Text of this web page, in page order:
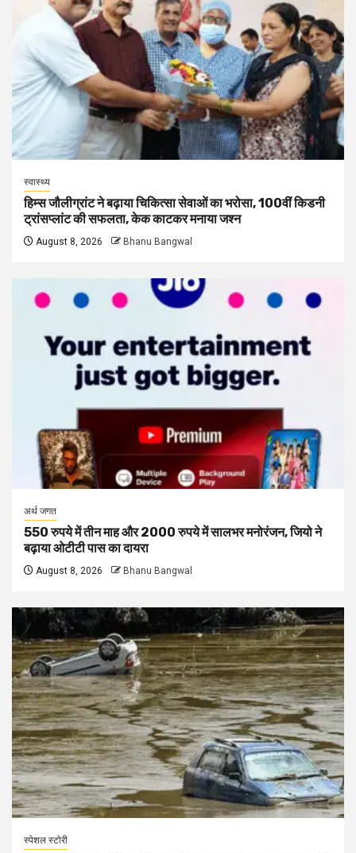
स्वास्थ्य
हिम्स जौलीग्रांट ने बढ़ाया चिकित्सा सेवाओं का भरोसा, 100वीं किडनी
ट्रांसप्लांट की सफलता, केक काटकर मनाया जश्न
August 8, 2026 Bhanu Bangwal
अर्थ जगत
550 रुपये में तीन माह और 2000 रुपये में सालभर मनोरंजन, जियो ने
बढ़ाया ओटीटी पास का दायरा
August 8, 2026 Bhanu Bangwal
स्पेशल स्टोरी